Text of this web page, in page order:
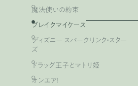
魔法使いの約束
ブレイクマイケース
ディズニー スパークリンク・スター
ズ
ドラッグ王子とマトリ姫
オンエア！